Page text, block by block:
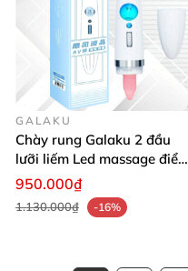
GALAKU
Chày rung Galaku 2 đầu
lưỡi liếm Led massage điểm
G cực phê
950.000₫
1.130.000₫ -16%